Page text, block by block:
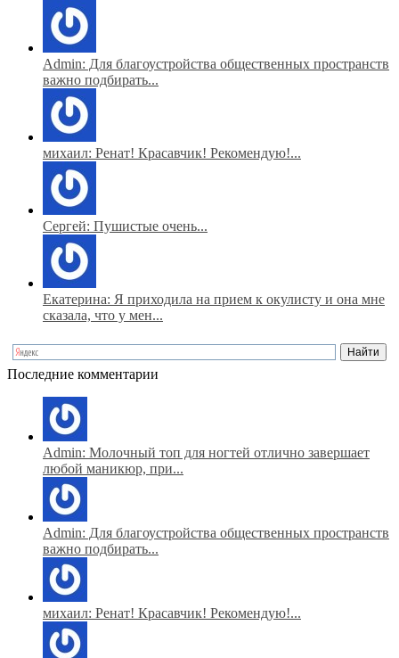
Admin: Для благоустройства общественных пространств
важно подбирать...
михаил: Ренат! Красавчик! Рекомендую!...
Сергей: Пушистые очень...
Екатерина: Я приходила на прием к окулисту и она мне
сказала, что у мен...
Последние комментарии
Admin: Молочный топ для ногтей отлично завершает
любой маникюр, при...
Admin: Для благоустройства общественных пространств
важно подбирать...
михаил: Ренат! Красавчик! Рекомендую!...